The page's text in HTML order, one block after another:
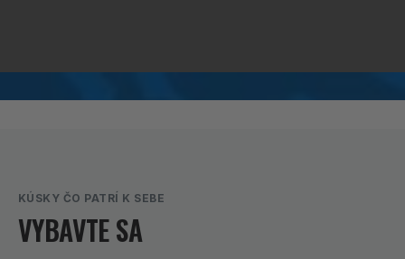
KÚSKY ČO PATRÍ K SEBE
VYBAVTE SA